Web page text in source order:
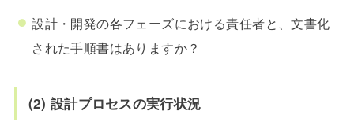
設計・開発の各フェーズにおける責任者と、文書化
された手順書はありますか？
(2) 設計プロセスの実行状況